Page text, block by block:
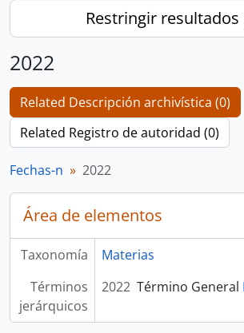
Restringir resultados
2022
Related Descripción archivística (0)
Related Registro de autoridad (0)
Fechas-n 2022
Área de elementos
Taxonomía
Materias
Términos
jerárquicos
2022 Término General